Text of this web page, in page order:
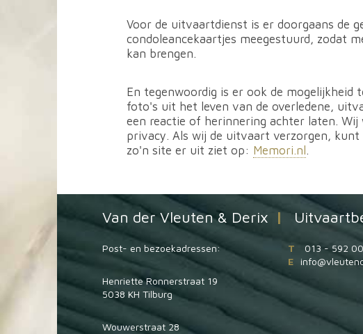
Voor de uitvaartdienst is er doorgaans de
condoleancekaartjes meegestuurd, zodat
kan brengen.
En tegenwoordig is er ook de mogelijkheid
foto's uit het leven van de overledene,
een reactie of herinnering achter laten.
privacy. Als wij de uitvaart verzorgen, kunt
zo'n site er uit ziet op: Memori.nl .
Van der Vleuten & Derix |
Post- en bezoekadressen:
Henriette Ronnerstraat 19
5038 KH Tilburg
Wouwerstraat 28
T
013 - 592
E